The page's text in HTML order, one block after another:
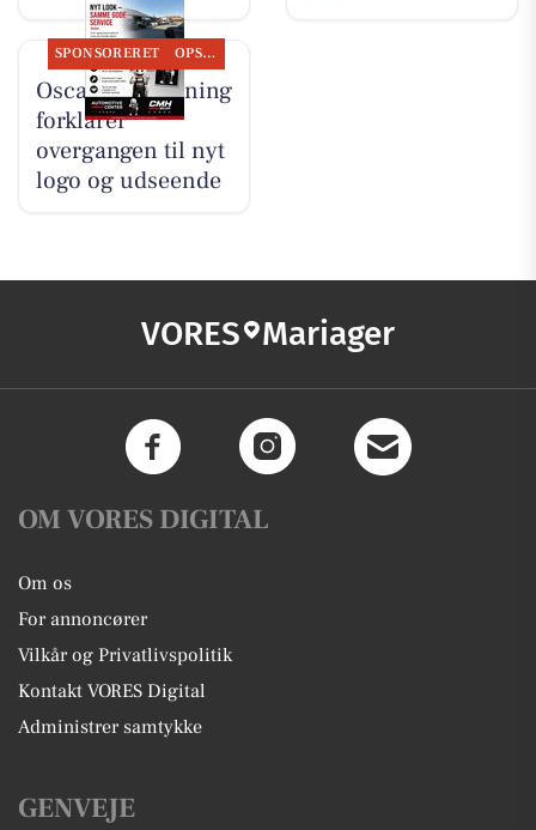
SPONSORERET OPSLAGSTAVLEN
Oscar Biludlejning
forklarer
overgangen til nyt
logo og udseende
VORES Mariager
OM VORES DIGITAL
Om os
For annoncører
Vilkår og Privatlivspolitik
Kontakt VORES Digital
Administrer samtykke
GENVEJE